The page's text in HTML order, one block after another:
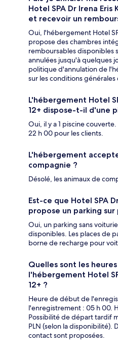
Hotel SPA Dr Irena Eris
et recevoir un
Oui, l'hébergement Hotel
propose des chambres
remboursables disponibles
annulées jusqu'à quelques
politique d'annulation de
sur les conditions
L'hébergement Hotel
12+ dispose-t-il d'une
Oui, il y a 1 piscine
22 h 00 pour les clients.
L'hébergement
compagnie ?
Désolé, les animaux de
Est-ce que Hotel SPA
propose un parking sur
Oui, un parking sans
disponibles. Les places de
borne de recharge pour
Quelles sont les
l'hébergement Hotel
12+ ?
Heure de début de
l'enregistrement : 05 h 00.
Possibilité de départ tardif
PLN (selon la disponibilité).
contact sont proposées.